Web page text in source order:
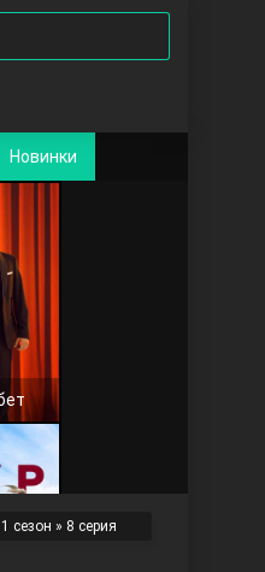
Новинки
1 сезон » 8 серия